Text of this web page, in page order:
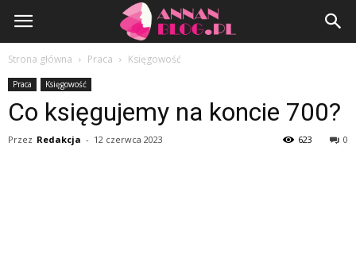
AnnanBlog.pl
Strona główna Praca Księgowość
Praca Księgowość
Co księgujemy na koncie 700?
Przez Redakcja - 12 czerwca 2023 0
623